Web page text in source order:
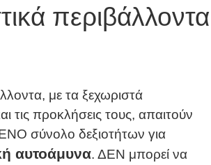
περιβάλλοντα
με τα ξεχωριστά
τις προκλήσεις τους, απαιτούν
σύνολο δεξιοτήτων για
αυτοάμυνα. ΔΕΝ μπορεί να